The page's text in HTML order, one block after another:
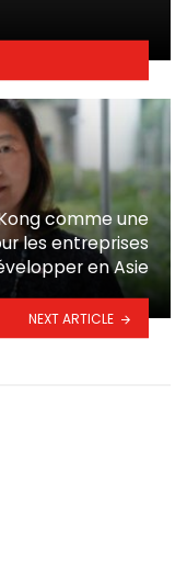
comme une
les entreprises
en Asie
NEXT ARTICLE